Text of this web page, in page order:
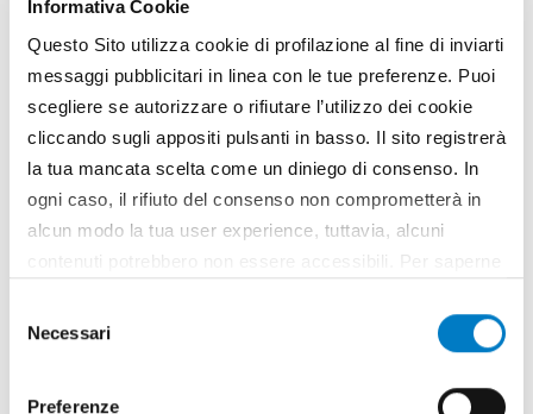
Informativa Cookie
Questo Sito utilizza cookie di profilazione al fine di inviarti
messaggi pubblicitari in linea con le tue preferenze. Puoi
scegliere se autorizzare o rifiutare l’utilizzo dei cookie
cliccando sugli appositi pulsanti in basso. Il sito registrerà
la tua mancata scelta come un diniego di consenso. In
ogni caso, il rifiuto del consenso non comprometterà in
alcun modo la tua user experience, tuttavia, alcuni
contenuti potrebbero non essere accessibili. Per saperne
all’utilizzo di tutti, o solamente di alcuni di essi, ti
delNecessari
Preferenze
TAG Trazione elettrica
Trattore elettrico